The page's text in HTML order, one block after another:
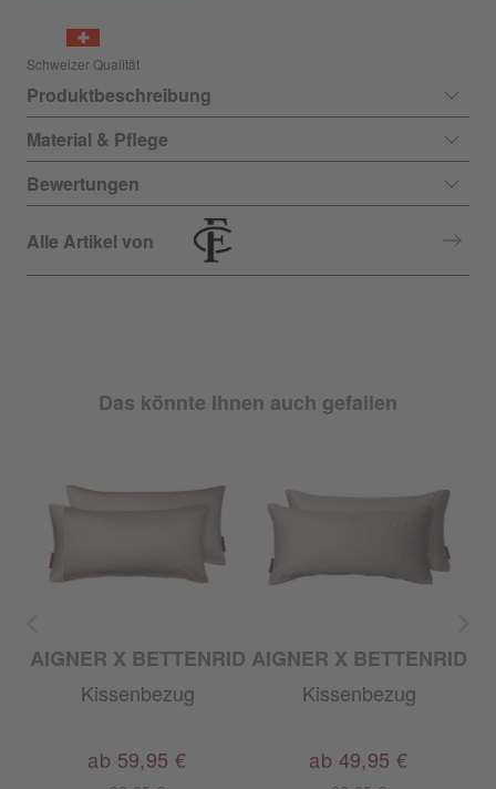
Schweizer Qualität
Produktbeschreibung
Material & Pflege
Bewertungen
Alle Artikel von
Das könnte Ihnen auch gefallen
AIGNER X BETTENRID
Kissenbezug
ab 59,95 €
AIGNER X BETTENRID
Kissenbezug
ab 49,95 €